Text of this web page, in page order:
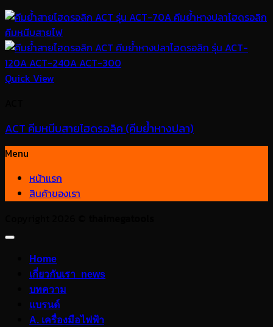
Quick View
ACT คีมหนีบสายไฮดรอลิค (คีมย้ำหางปลา)
Menu
หน้าแรก
สินค้าของเรา
Home
เกี่ยวกับเรา_news
บทความ
แบรนด์
A. เครื่องมือไฟฟ้า